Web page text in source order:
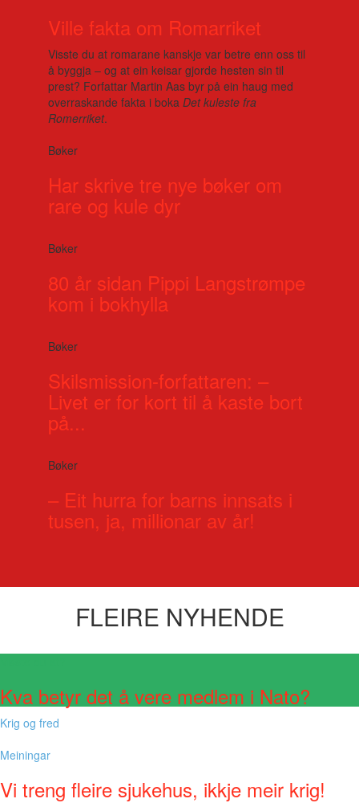
Ville fakta om Romarriket
Visste du at romarane kanskje var betre enn oss til
å byggja – og at ein keisar gjorde hesten sin til
prest? Forfattar Martin Aas byr på ein haug med
overraskande fakta i boka Det kuleste fra
Romerriket.
Bøker
Har skrive tre nye bøker om
rare og kule dyr
Bøker
80 år sidan Pippi Langstrømpe
kom i bokhylla
Bøker
Skilsmission-forfattaren: –
Livet er for kort til å kaste bort
på...
Bøker
– Eit hurra for barns innsats i
tusen, ja, millionar av år!
FLEIRE NYHENDE
Kva betyr det å vere medlem i Nato?
Krig og fred
Meiningar
Vi treng fleire sjukehus, ikkje meir krig!